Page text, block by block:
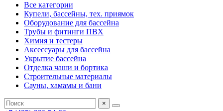
Все категории
Купели, бассейны, тех. приямок
Оборудование для бассейна
Трубы и фитинги ПВХ
Химия и тестеры
Аксессуары для бассейна
Укрытие бассейна
Отделка чаши и бортика
Строительные материалы
Сауны, хамамы и бани
×